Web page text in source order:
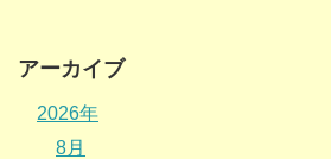
アーカイブ
2026年
8月